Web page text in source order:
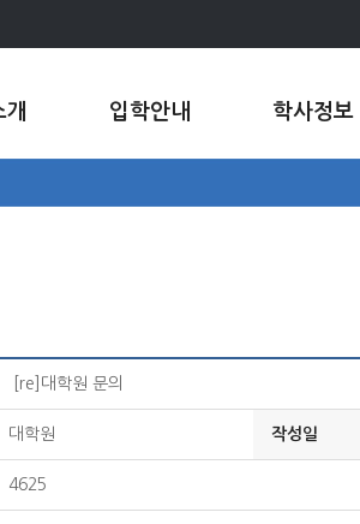
입학안내 학사정보
[re]대학원 문의
대학원 작성일
4625